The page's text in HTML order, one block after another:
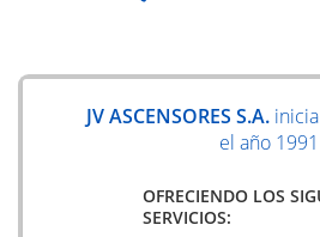
JV ASCENSORES S.A.
el año 1991
OFRECIENDO LOS
SERVICIOS: